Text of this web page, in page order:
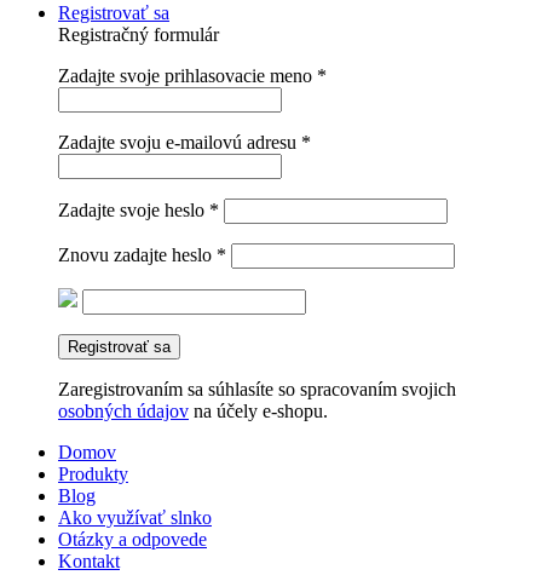
Registrovať sa
Registračný formulár
Zadajte svoje prihlasovacie meno *
Zadajte svoju e-mailovú adresu *
Zadajte svoje heslo *
Znovu zadajte heslo *
Registrovať sa
Zaregistrovaním sa súhlasíte so spracovaním svojich
osobných údajov na účely e-shopu.
Domov
Produkty
Blog
Ako využívať slnko
Otázky a odpovede
Kontakt